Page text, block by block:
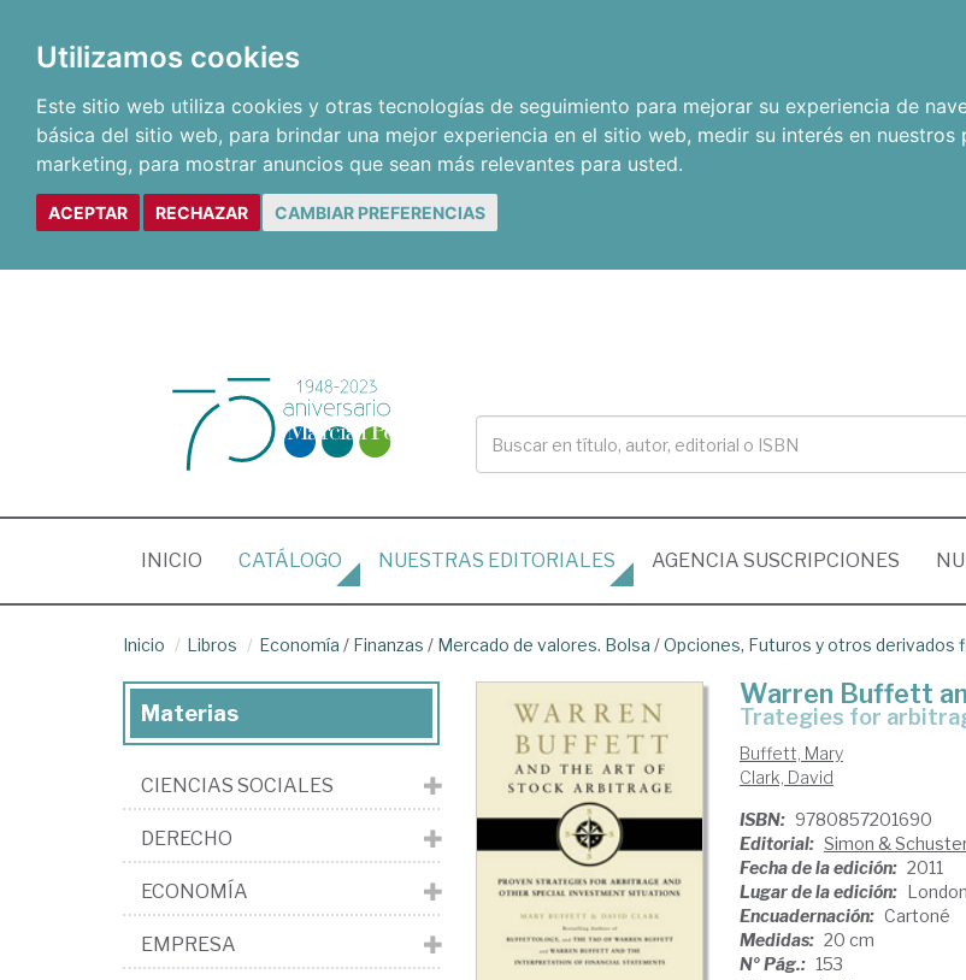
Utilizamos cookies
Este sitio web utiliza cookies y otras tecnologías de seguimiento para mejorar su experiencia de
básica del sitio web, para brindar una mejor experiencia en el sitio web, medir su interés en
marketing, para mostrar anuncios que sean más relevantes para usted.
ACEPTAR RECHAZAR CAMBIAR PREFERENCIAS
INICIO (CURRENT)
CATÁLOGO NUESTRAS EDITORIALES AGENCIA SUSCRIPCIONES
Inicio Libros Economía / Finanzas / Mercado de valores. Bolsa /Opciones, Futuros y otros derivados
Warren Buffett
trategies for
Buffett, Mary
Clark, David
ISBN: 9780857201690
Editorial: Simon &
Fecha de la edición: 2011
Lugar de la edición:
Encuadernación: Cartoné
Medidas: 20 cm
Nº Pág.: 153
Materias
CIENCIAS SOCIALES
DERECHO
ECONOMÍA
EMPRESA